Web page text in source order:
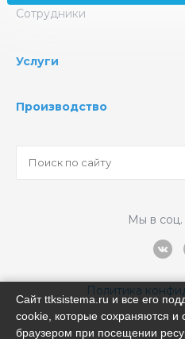
Сотрудники
Услуги
Производство
Мы в соц.
Политика
Сайт ttksistema.ru и все его
cookie, которые сохраняются
браузером при посещении